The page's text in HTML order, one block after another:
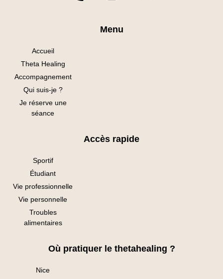
Menu
Accueil
Theta Healing
Accompagnement
Qui suis-je ?
Je réserve une
séance
Accès rapide
Sportif
Étudiant
Vie professionnelle
Vie personnelle
Troubles
alimentaires
Où pratiquer le thetahealing ?
Nice